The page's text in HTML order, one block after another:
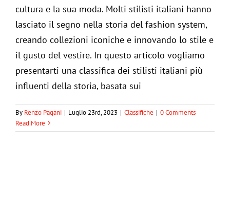
cultura e la sua moda. Molti stilisti italiani hanno
lasciato il segno nella storia del fashion system,
creando collezioni iconiche e innovando lo stile e
il gusto del vestire. In questo articolo vogliamo
presentarti una classifica dei stilisti italiani più
influenti della storia, basata sui
By Renzo Pagani | Luglio 23rd, 2023 | Classifiche | 0 Comments
Read More
influential fashion bloggers of 2023?